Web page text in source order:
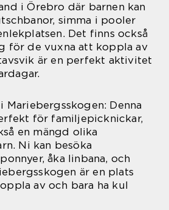
i Örebro där barnen kan
simma i pooler
Det finns också
för de vuxna att koppla av
är en perfekt aktivitet
Mariebergsskogen: Denna
för familjepicknickar,
en mängd olika
Ni kan besöka
åka linbana, och
är en plats
av och bara ha kul